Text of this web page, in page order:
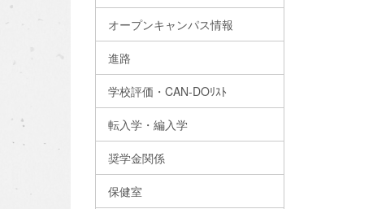
オープンキャンパス情報
進路
学校評価・CAN-DOﾘｽﾄ
転入学・編入学
奨学金関係
保健室